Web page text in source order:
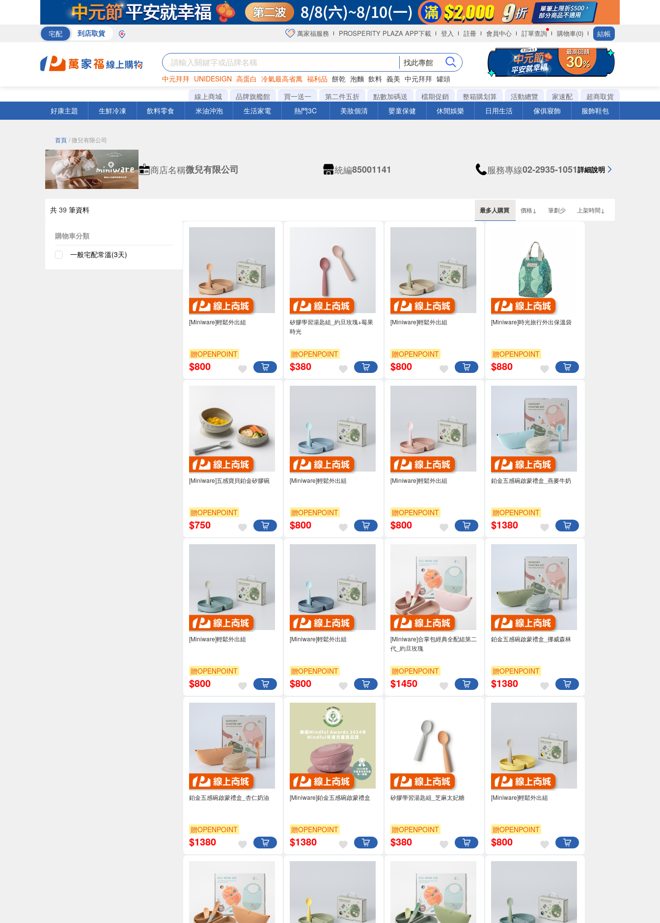
宅配 到店取貨 萬家福服務 PROSPERITY PLAZA APP下載 登入 註冊 會員中心 訂單查詢 購物車(0) 結帳
找此專館
中元拜拜 UNIDESIGN 高蛋白 冷氣最高省萬 福利品 餅乾 泡麵 飲料 義美 中元拜拜 罐頭
巧克力 海苔 衛生紙
線上商城 品牌旗艦館 買一送一 第二件五折 點數加碼送 檔期促銷 整箱購划算 活動總覽 家速配
超商取貨
好康主題
生鮮冷凍 飲料零食 米油沖泡 生活家電 熱門3C 美妝個清 嬰童保健 休閒娛樂 日用生活 傢俱寢飾 服飾鞋包
首頁 / 微兒有限公司
商店名稱微兒有限公司 統編85001141 服務專線02-2935-1051詳細說明
共 39 筆資料 最多人購買 價格↓ 筆劃少 上架時間↓
購物車分類
一般宅配常溫(3天)
[Miniware]輕鬆外出組
贈OPENPOINT
$800
矽膠學習湯匙組_約旦玫瑰+莓果
時光
贈OPENPOINT
$380
[Miniware]輕鬆外出組
贈OPENPOINT
$800
[Miniware]時光旅行外出保溫袋
贈OPENPOINT
$880
[Miniware]五感寶貝鉑金矽膠碗
贈OPENPOINT
$750
[Miniware]輕鬆外出組
贈OPENPOINT
$800
[Miniware]輕鬆外出組
贈OPENPOINT
$800
鉑金五感碗啟蒙禮盒_燕麥牛奶
贈OPENPOINT
$1380
[Miniware]輕鬆外出組
贈OPENPOINT
$800
[Miniware]輕鬆外出組
贈OPENPOINT
$800
[Miniware]合掌包經典全配組第二
代_約旦玫瑰
贈OPENPOINT
$1450
鉑金五感碗啟蒙禮盒_挪威森林
贈OPENPOINT
$1380
鉑金五感碗啟蒙禮盒_杏仁奶油
贈OPENPOINT
$1380
[Miniware]鉑金五感碗啟蒙禮盒
贈OPENPOINT
$1380
矽膠學習湯匙組_芝麻太妃糖
贈OPENPOINT
$380
[Miniware]輕鬆外出組
贈OPENPOINT
$800